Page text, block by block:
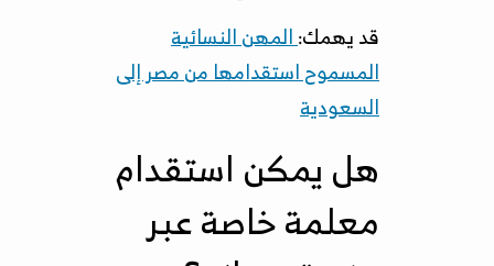
قد يهمك:المهن النسائية
المسموح استقدامها من مصر إلى
السعودية
هل يمكن استقدام
معلمة خاصة عبر